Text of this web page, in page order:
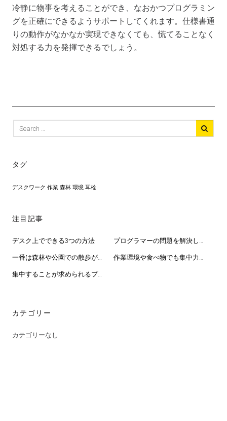
冷静に物事を考えることができ、なおかつプログラミン
グを正確にできるようサポートしてくれます。仕様書通
りの動作がなかなか実現できなくても、慌てることなく
対処する力を発揮できるでしょう。
for:
タグ
デスクワーク 作業 森林 環境 耳栓
注目記事
デスク上でできる3つの方法 プログラマーの問題を解決して集中力アップ
一番は森林や公園での散歩がおすすめ 作業環境や食べ物でも集中力アップが見込める
集中することが求められるプログラマー
カテゴリー
カテゴリーなし